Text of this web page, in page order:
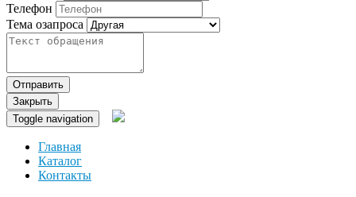
Телефон
Тема озапроса
Отправить
Закрыть
Toggle navigation
Главная
Каталог
Контакты